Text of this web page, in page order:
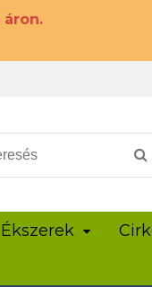
Ékszerek